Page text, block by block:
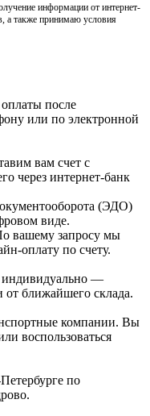
информации от интернет-
а также принимаю условия
после
или по электронной
вам счет с
через интернет-банк
(ЭДО)
виде.
вашему запросу мы
оплату по счету.
индивидуально —
от ближайшего склада.
компании. Вы
воспользоваться
по